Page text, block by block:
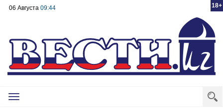
18+
06 Августа 09:44
Toggle